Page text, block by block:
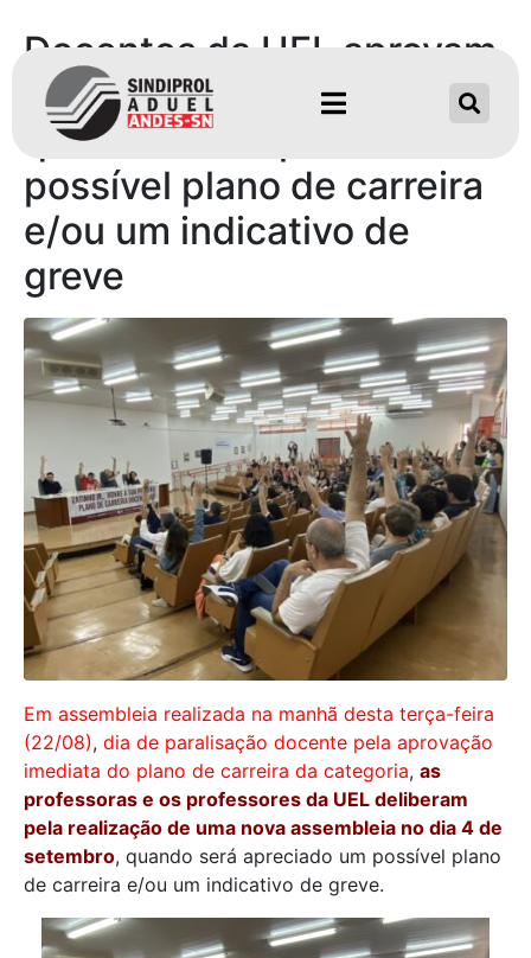
Docentes da UEL aprovam
assembleia para dia 4/09,
quando será apreciado um
possível plano de carreira
e/ou um indicativo de
greve
Em assembleia realizada na manhã desta terça-feira
(22/08), dia de paralisação docente pela aprovação
imediata do plano de carreira da categoria, as
professoras e os professores da UEL deliberam
pela realização de uma nova assembleia no dia 4 de
setembro, quando será apreciado um possível plano
de carreira e/ou um indicativo de greve.